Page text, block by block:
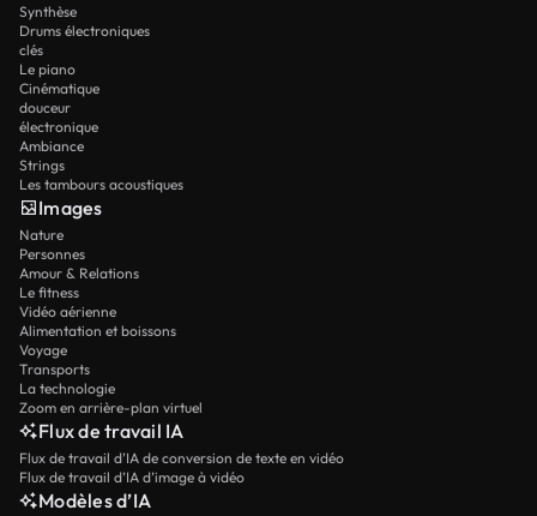
Synthèse
Drums électroniques
clés
Le piano
Cinématique
douceur
électronique
Ambiance
Strings
Les tambours acoustiques
Images
Nature
Personnes
Amour & Relations
Le fitness
Vidéo aérienne
Alimentation et boissons
Voyage
Transports
La technologie
Zoom en arrière-plan virtuel
Flux de travail IA
Flux de travail d’IA de conversion de texte en vidéo
Flux de travail d’IA d’image à vidéo
Modèles d’IA